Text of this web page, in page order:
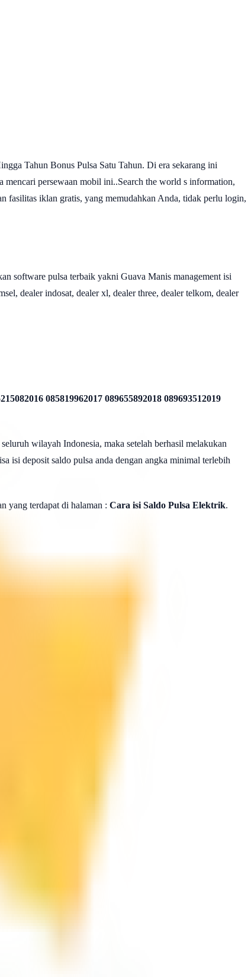
Tahun Bonus Pulsa Satu Tahun. Di era sekarang ini
mencari persewaan mobil ini..Search the world s information,
fasilitas iklan gratis, yang memudahkan Anda, tidak perlu login,
software pulsa terbaik yakni Guava Manis management isi
dealer indosat, dealer xl, dealer three, dealer telkom, dealer
085819962017 089655892018 089693512019
wilayah Indonesia, maka setelah berhasil melakukan
isi deposit saldo pulsa anda dengan angka minimal terlebih
yang terdapat di halaman : Cara isi Saldo Pulsa Elektrik.